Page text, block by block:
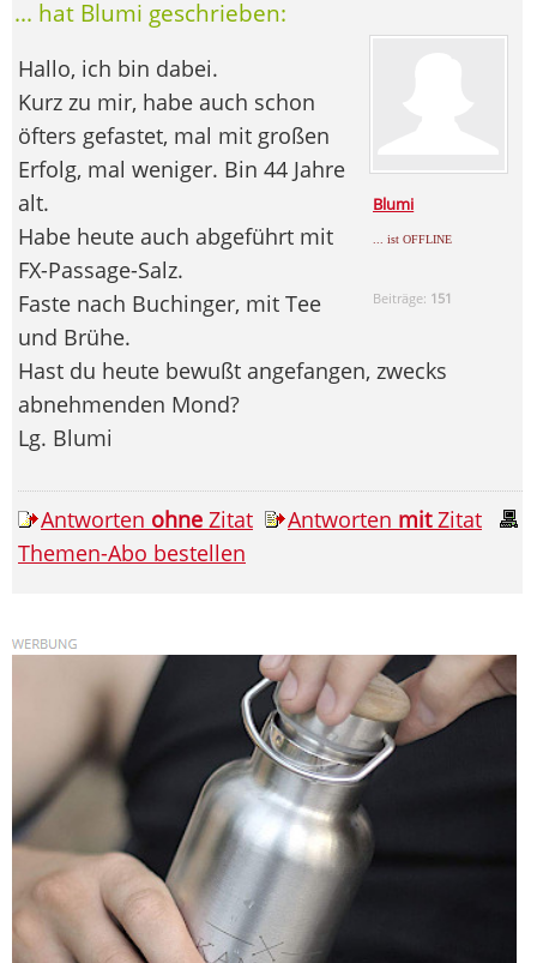
... hat Blumi geschrieben:
Blumi
... ist OFFLINE
Beiträge: 151
Hallo, ich bin dabei.
Kurz zu mir, habe auch schon
öfters gefastet, mal mit großen
Erfolg, mal weniger. Bin 44 Jahre
alt.
Habe heute auch abgeführt mit
FX-Passage-Salz.
Faste nach Buchinger, mit Tee
und Brühe.
Hast du heute bewußt angefangen, zwecks
abnehmenden Mond?
Lg. Blumi
Antworten ohne Zitat Antworten mitZitat
Themen-Abo bestellen